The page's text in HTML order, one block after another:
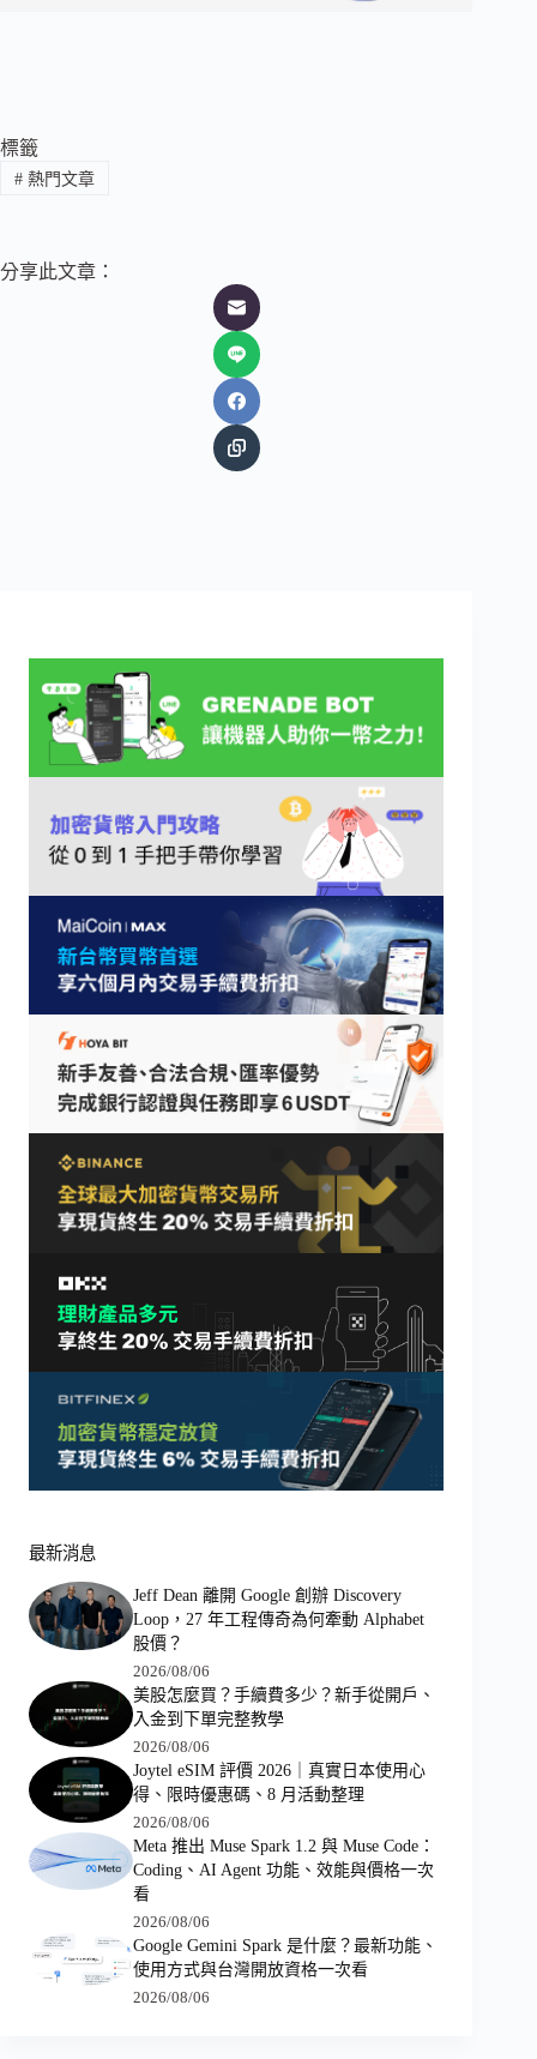
標籤
#熱門文章
分享此文章：
最新消息
Jeff Dean 離開 Google 創辦 Discovery
Loop，27 年工程傳奇為何牽動 Alphabet
股價？
2026/08/06
美股怎麼買？手續費多少？新手從開戶、
入金到下單完整教學
2026/08/06
Joytel eSIM 評價 2026｜真實日本使用心
得、限時優惠碼、8 月活動整理
2026/08/06
Meta 推出 Muse Spark 1.2 與 Muse Code：
Coding、AI Agent 功能、效能與價格一次
看
2026/08/06
Google Gemini Spark 是什麼？最新功能、
使用方式與台灣開放資格一次看
2026/08/06